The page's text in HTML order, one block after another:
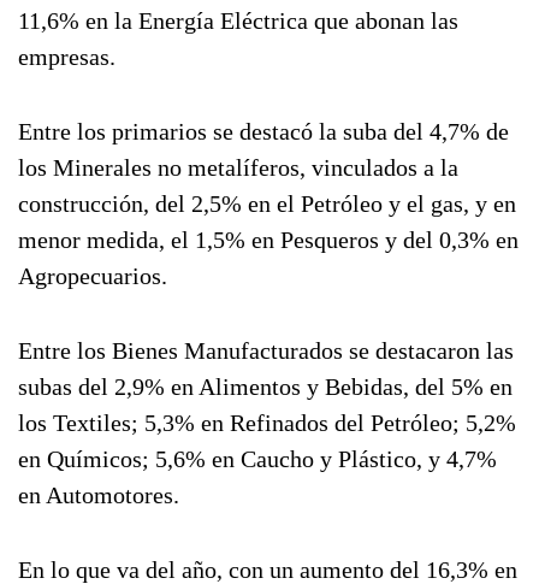
11,6% en la Energía Eléctrica que abonan las
empresas.
Entre los primarios se destacó la suba del 4,7% de
los Minerales no metalíferos, vinculados a la
construcción, del 2,5% en el Petróleo y el gas, y en
menor medida, el 1,5% en Pesqueros y del 0,3% en
Agropecuarios.
Entre los Bienes Manufacturados se destacaron las
subas del 2,9% en Alimentos y Bebidas, del 5% en
los Textiles; 5,3% en Refinados del Petróleo; 5,2%
en Químicos; 5,6% en Caucho y Plástico, y 4,7%
en Automotores.
En lo que va del año, con un aumento del 16,3% en